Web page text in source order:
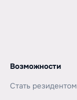
Возможности
Стать резидентом